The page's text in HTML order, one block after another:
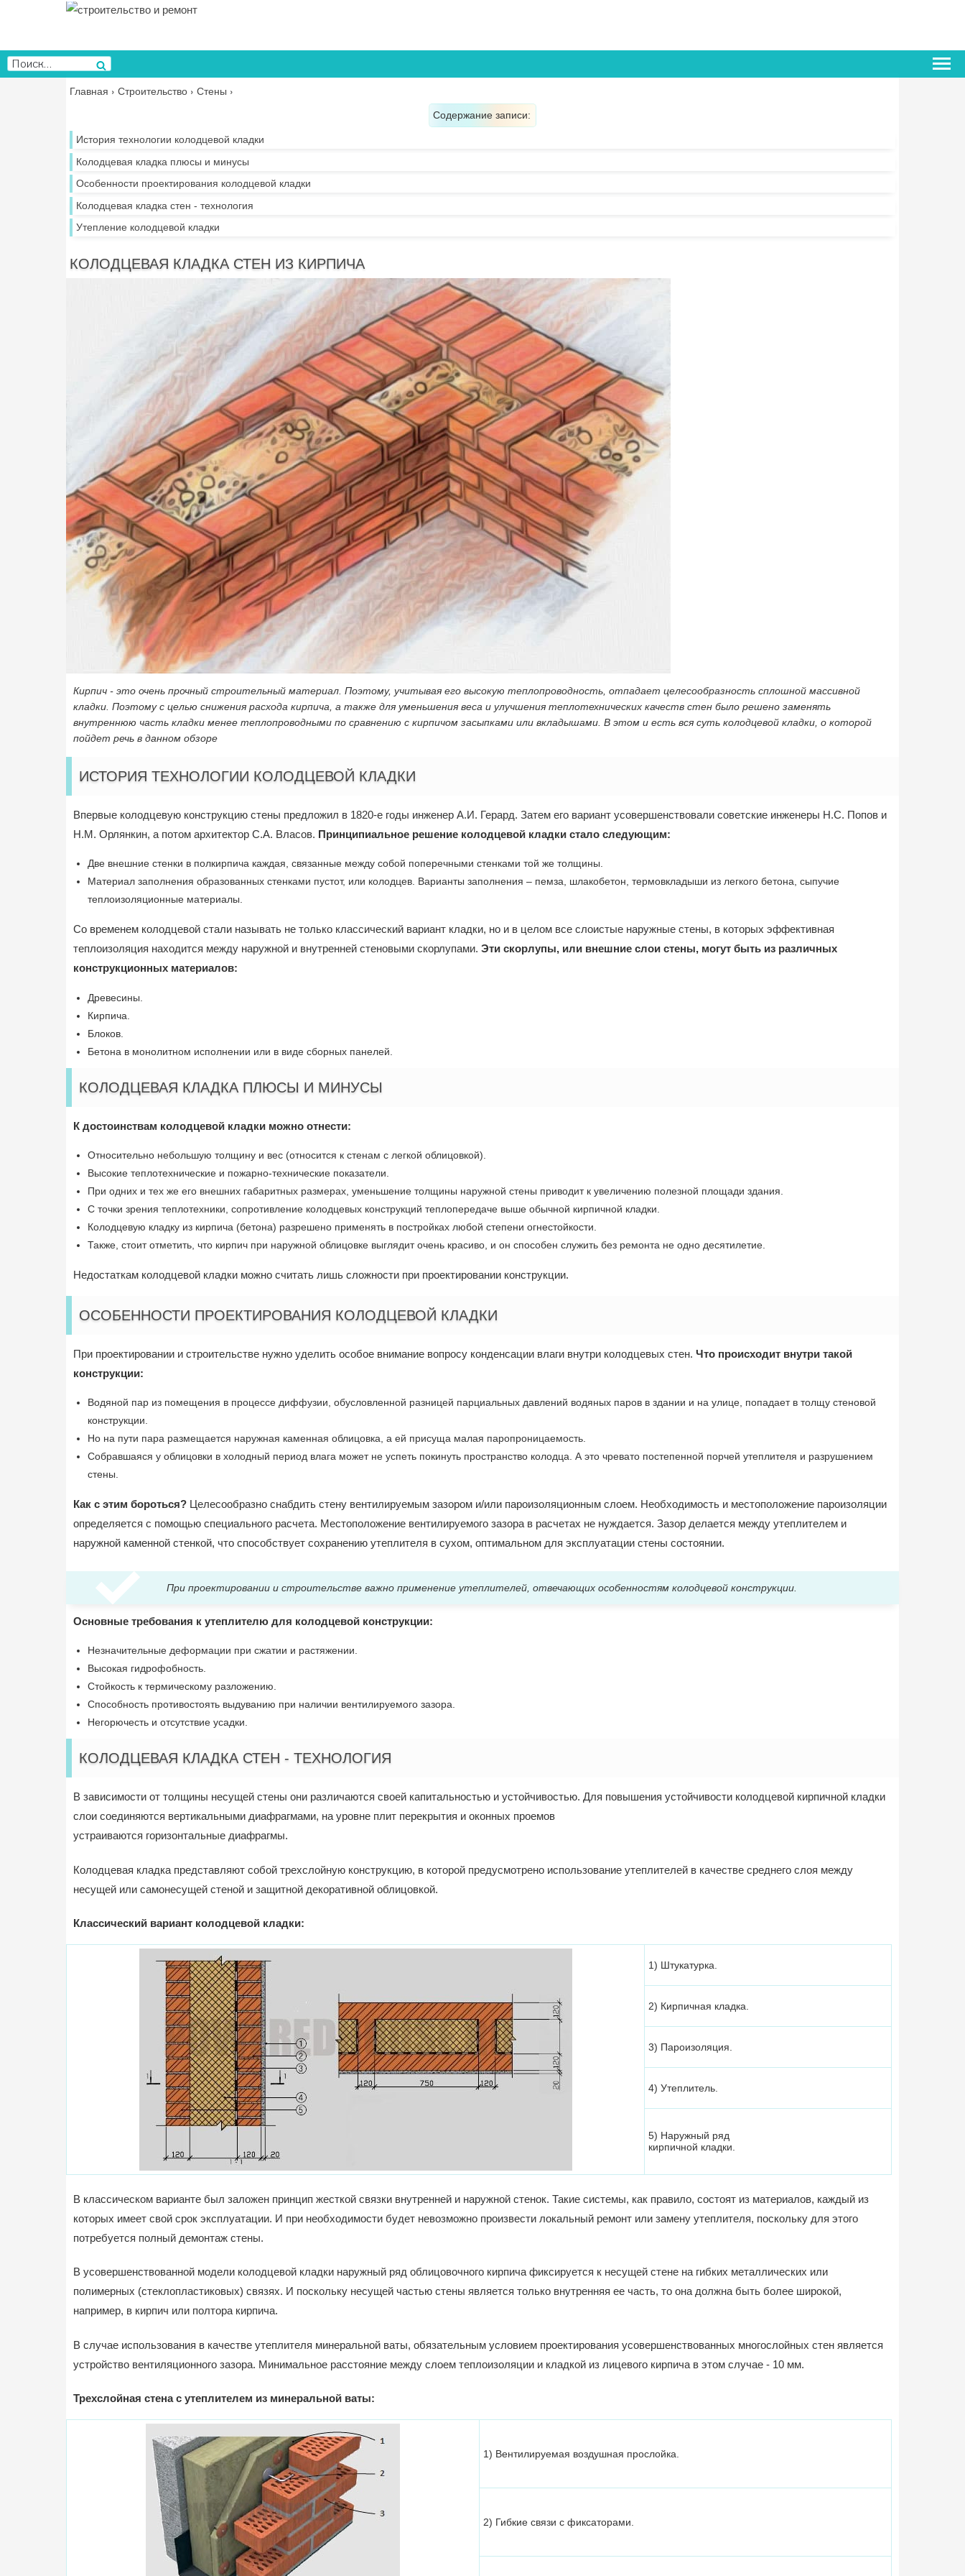
содержимому
Искать:
Поиск
Главная › Строительство › Стены ›
Содержание записи:
История технологии колодцевой кладки
Колодцевая кладка плюсы и минусы
Особенности проектирования колодцевой кладки
Колодцевая кладка стен - технология
Утепление колодцевой кладки
КОЛОДЦЕВАЯ КЛАДКА СТЕН ИЗ КИРПИЧА
Кирпич - это очень прочный строительный материал. Поэтому, учитывая его высокую теплопроводность, отпадает целесообразность сплошной массивной
кладки. Поэтому с целью снижения расхода кирпича, а также для уменьшения веса и улучшения теплотехнических качеств стен было решено заменять
внутреннюю часть кладки менее теплопроводными по сравнению с кирпичом засыпками или вкладышами. В этом и есть вся суть колодцевой кладки, о которой
пойдет речь в данном обзоре
ИСТОРИЯ ТЕХНОЛОГИИ КОЛОДЦЕВОЙ КЛАДКИ
Впервые колодцевую конструкцию стены предложил в 1820-е годы инженер А.И. Герард. Затем его вариант усовершенствовали советские инженеры Н.С. Попов и
Н.М. Орлянкин, а потом архитектор С.А. Власов. Принципиальное решение колодцевой кладки стало следующим:
Две внешние стенки в полкирпича каждая, связанные между собой поперечными стенками той же толщины.
Материал заполнения образованных стенками пустот, или колодцев. Варианты заполнения – пемза, шлакобетон, термовкладыши из легкого бетона, сыпучие
теплоизоляционные материалы.
Со временем колодцевой стали называть не только классический вариант кладки, но и в целом все слоистые наружные стены, в которых эффективная
теплоизоляция находится между наружной и внутренней стеновыми скорлупами. Эти скорлупы, или внешние слои стены, могут быть из различных
конструкционных материалов:
Древесины.
Кирпича.
Блоков.
Бетона в монолитном исполнении или в виде сборных панелей.
КОЛОДЦЕВАЯ КЛАДКА ПЛЮСЫ И МИНУСЫ
К достоинствам колодцевой кладки можно отнести:
Относительно небольшую толщину и вес (относится к стенам с легкой облицовкой).
Высокие теплотехнические и пожарно-технические показатели.
При одних и тех же его внешних габаритных размерах, уменьшение толщины наружной стены приводит к увеличению полезной площади здания.
С точки зрения теплотехники, сопротивление колодцевых конструкций теплопередаче выше обычной кирпичной кладки.
Колодцевую кладку из кирпича (бетона) разрешено применять в постройках любой степени огнестойкости.
Также, стоит отметить, что кирпич при наружной облицовке выглядит очень красиво, и он способен служить без ремонта не одно десятилетие.
Недостаткам колодцевой кладки можно считать лишь сложности при проектировании конструкции.
ОСОБЕННОСТИ ПРОЕКТИРОВАНИЯ КОЛОДЦЕВОЙ КЛАДКИ
При проектировании и строительстве нужно уделить особое внимание вопросу конденсации влаги внутри колодцевых стен. Что происходит внутри такой
конструкции:
Водяной пар из помещения в процессе диффузии, обусловленной разницей парциальных давлений водяных паров в здании и на улице, попадает в толщу стеновой
конструкции.
Но на пути пара размещается наружная каменная облицовка, а ей присуща малая паропроницаемость.
Собравшаяся у облицовки в холодный период влага может не успеть покинуть пространство колодца. А это чревато постепенной порчей утеплителя и разрушением
стены.
Как с этим бороться? Целесообразно снабдить стену вентилируемым зазором и/или пароизоляционным слоем. Необходимость и местоположение пароизоляции
определяется с помощью специального расчета. Местоположение вентилируемого зазора в расчетах не нуждается. Зазор делается между утеплителем и
наружной каменной стенкой, что способствует сохранению утеплителя в сухом, оптимальном для эксплуатации стены состоянии.
При проектировании и строительстве важно применение утеплителей, отвечающих особенностям колодцевой конструкции.
Основные требования к утеплителю для колодцевой конструкции:
Незначительные деформации при сжатии и растяжении.
Высокая гидрофобность.
Стойкость к термическому разложению.
Способность противостоять выдуванию при наличии вентилируемого зазора.
Негорючесть и отсутствие усадки.
КОЛОДЦЕВАЯ КЛАДКА СТЕН - ТЕХНОЛОГИЯ
В зависимости от толщины несущей стены они различаются своей капитальностью и устойчивостью. Для повышения устойчивости колодцевой кирпичной кладки
слои соединяются вертикальными диафрагмами, на уровне плит перекрытия и оконных проемов
устраиваются горизонтальные диафрагмы.
Колодцевая кладка представляют собой трехслойную конструкцию, в которой предусмотрено использование утеплителей в качестве среднего слоя между
несущей или самонесущей стеной и защитной декоративной облицовкой.
Классический вариант колодцевой кладки:
1) Штукатурка.
2) Кирпичная кладка.
3) Пароизоляция.
4) Утеплитель.
5) Наружный ряд
кирпичной кладки.
В классическом варианте был заложен принцип жесткой связки внутренней и наружной стенок. Такие системы, как правило, состоят из материалов, каждый из
которых имеет свой срок эксплуатации. И при необходимости будет невозможно произвести локальный ремонт или замену утеплителя, поскольку для этого
потребуется полный демонтаж стены.
В усовершенствованной модели колодцевой кладки наружный ряд облицовочного кирпича фиксируется к несущей стене на гибких металлических или
полимерных (стеклопластиковых) связях. И поскольку несущей частью стены является только внутренняя ее часть, то она должна быть более широкой,
например, в кирпич или полтора кирпича.
В случае использования в качестве утеплителя минеральной ваты, обязательным условием проектирования усовершенствованных многослойных стен является
устройство вентиляционного зазора. Минимальное расстояние между слоем теплоизоляции и кладкой из лицевого кирпича в этом случае - 10 мм.
Трехслойная стена с утеплителем из минеральной ваты:
1) Вентилируемая воздушная прослойка.
2) Гибкие связи с фиксаторами.